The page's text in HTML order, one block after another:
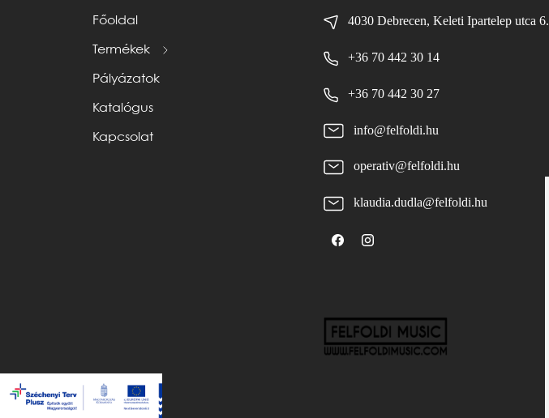
Főoldal
Termékek
Pályázatok
Katalógus
Kapcsolat
4030 Debrecen, Keleti Ipartelep utca 6.
+36 70 442 30 14
+36 70 442 30 27
info@felfoldi.hu
operativ@felfoldi.hu
klaudia.dudla@felfoldi.hu